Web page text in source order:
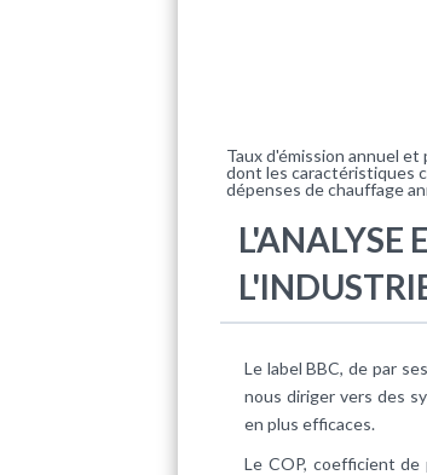
Taux d'émission annuel et
dont les caractéristiques
dépenses de chauffage
L'ANALYSE
Le label BBC, de par
nous diriger vers des
en plus efficaces.
Le COP, coefficient de